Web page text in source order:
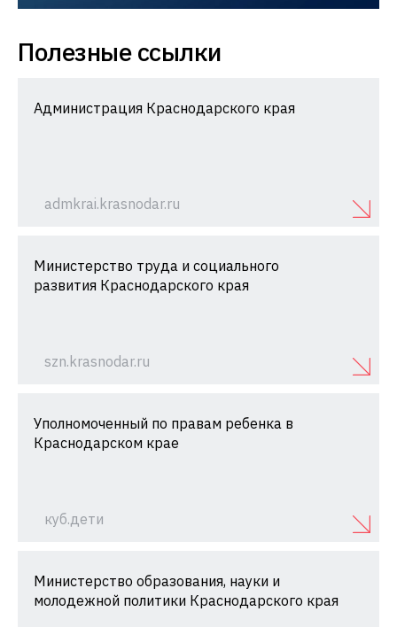
Полезные ссылки
Администрация Краснодарского края
admkrai.krasnodar.ru
Министерство труда и социального
развития Краснодарского края
szn.krasnodar.ru
Уполномоченный по правам ребенка в
Краснодарском крае
куб.дети
Министерство образования, науки и
молодежной политики Краснодарского края